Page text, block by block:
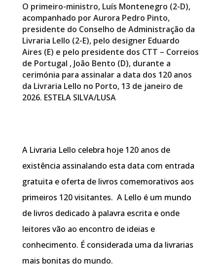
O primeiro-ministro, Luís Montenegro (2-D),
acompanhado por Aurora Pedro Pinto,
presidente do Conselho de Administração da
Livraria Lello (2-E), pelo designer Eduardo
Aires (E) e pelo presidente dos CTT – Correios
de Portugal , João Bento (D), durante a
cerimónia para assinalar a data dos 120 anos
da Livraria Lello no Porto, 13 de janeiro de
2026. ESTELA SILVA/LUSA
A Livraria Lello celebra hoje 120 anos de
existência assinalando esta data com entrada
gratuita e oferta de livros comemorativos aos
primeiros 120 visitantes. A Lello é um mundo
de livros dedicado à palavra escrita e onde
leitores vão ao encontro de ideias e
conhecimento. É considerada uma da livrarias
mais bonitas do mundo.